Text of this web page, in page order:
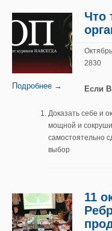
Подробнее →
Что
2830
Если
Доказать себе и
мощной и
самостоятельно
выбор
11